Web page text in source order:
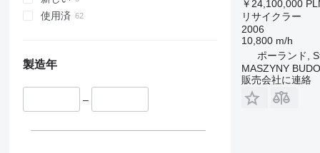
使用済
製造年
–
￥24,100,000
リサイクラー
2006
10,800 m/h
ポーランド,
MASZYNY
販売会社に連絡